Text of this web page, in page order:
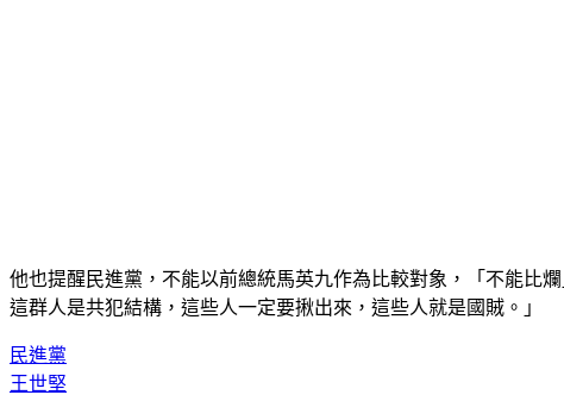
他也提醒民進黨，不能以前總統馬英九作為比較對象，「不能比
這群人是共犯結構，這些人一定要揪出來，這些人就是國賊。」
民進黨
王世堅